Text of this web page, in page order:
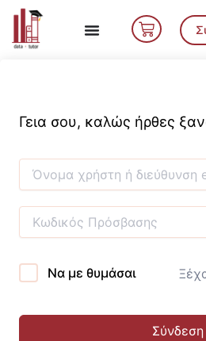
Μετάβαση
περιεχόμενο
Cart
Γεια σου, καλώς ήρθες
Να με θυμάσαι
Σύνδεση